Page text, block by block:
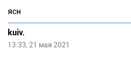
ясн
kuiv.
13:33, 21 мая 2021